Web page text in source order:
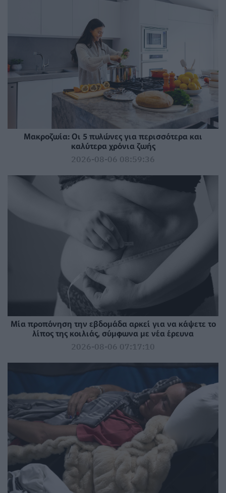
Mακροζωία: Οι 5 πυλώνες για περισσότερα και
καλύτερα χρόνια ζωής
2026-08-06 08:59:36
Μία προπόνηση την εβδομάδα αρκεί για να κάψετε το
λίπος της κοιλιάς, σύμφωνα με νέα έρευνα
2026-08-06 07:17:10